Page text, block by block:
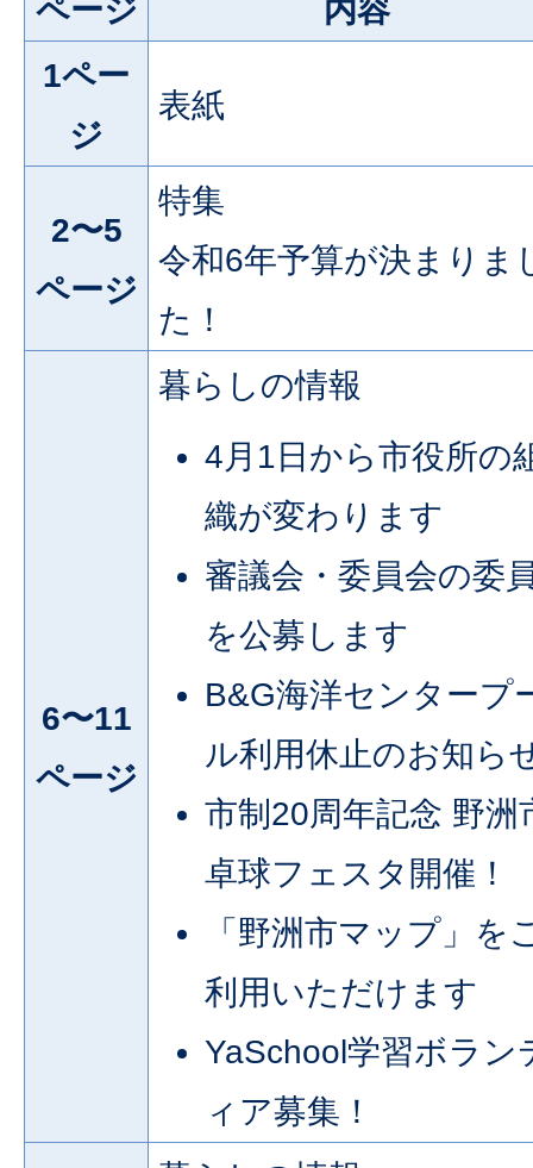
ページ
内容
1ペー
ジ
表紙
2〜5
ページ
特集
令和6年予算が決まりま
た！
6〜11
ページ
暮らしの情報
4月1日から市役所の
織が変わります
審議会・委員会の委
を公募します
B&G海洋センタープ
ル利用休止のお知ら
市制20周年記念 野洲
卓球フェスタ開催！
「野洲市マップ」を
利用いただけます
YaSchool学習ボラン
ィア募集！